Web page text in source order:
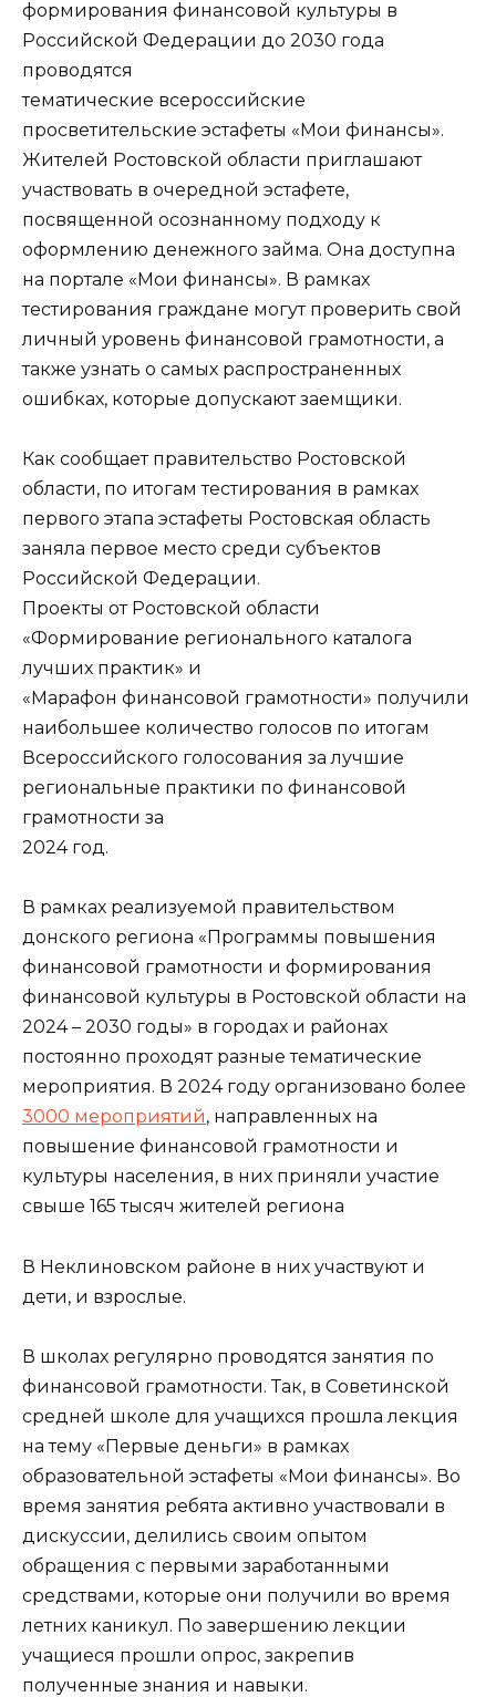
формирования финансовой культуры в
Российской Федерации до 2030 года
проводятся
тематические всероссийские
просветительские эстафеты «Мои финансы».
Жителей Ростовской области приглашают
участвовать в очередной эстафете,
посвященной осознанному подходу к
оформлению денежного займа. Она доступна
на портале «Мои финансы». В рамках
тестирования граждане могут проверить свой
личный уровень финансовой грамотности, а
также узнать о самых распространенных
ошибках, которые допускают заемщики.
Как сообщает правительство Ростовской
области, по итогам тестирования в рамках
первого этапа эстафеты Ростовская область
заняла первое место среди субъектов
Российской Федерации.
Проекты от Ростовской области
«Формирование регионального каталога
лучших практик» и
«Марафон финансовой грамотности» получили
наибольшее количество голосов по итогам
Всероссийского голосования за лучшие
региональные практики по финансовой
грамотности за
2024 год.
В рамках реализуемой правительством
донского региона «Программы повышения
финансовой грамотности и формирования
финансовой культуры в Ростовской области на
2024 – 2030 годы» в городах и районах
постоянно проходят разные тематические
мероприятия. В 2024 году организовано более
3000 мероприятий, направленных на
повышение финансовой грамотности и
культуры населения, в них приняли участие
свыше 165 тысяч жителей региона
В Неклиновском районе в них участвуют и
дети, и взрослые.
В школах регулярно проводятся занятия по
финансовой грамотности. Так, в Советинской
средней школе для учащихся прошла лекция
на тему «Первые деньги» в рамках
образовательной эстафеты «Мои финансы». Во
время занятия ребята активно участвовали в
дискуссии, делились своим опытом
обращения с первыми заработанными
средствами, которые они получили во время
летних каникул. По завершению лекции
учащиеся прошли опрос, закрепив
полученные знания и навыки.